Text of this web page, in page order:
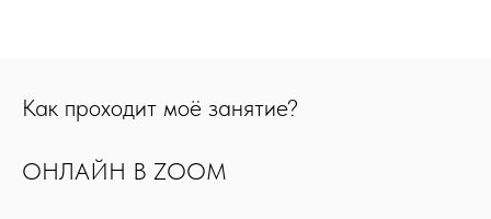
Как проходит моё занятие?
ОНЛАЙН В ZOOM